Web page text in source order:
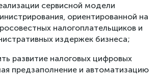
сервисной модели
ориентированной на
налогоплательщиков и
издержек бизнеса;
развитие налоговых цифровых
предзаполнение и автоматизацию